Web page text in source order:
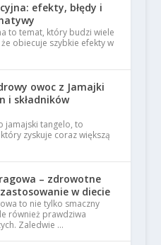
efekty, błędy i
to temat, który budzi wiele
obiecuje szybkie efekty w
owoc z Jamajki
i składników
jamajski tangelo, to
zyskuje coraz większą
– zdrowotne
w diecie
to nie tylko smaczny
również prawdziwa
Zaledwie …